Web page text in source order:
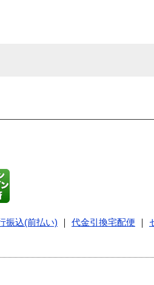
振込(前払い) 代金引換宅配便